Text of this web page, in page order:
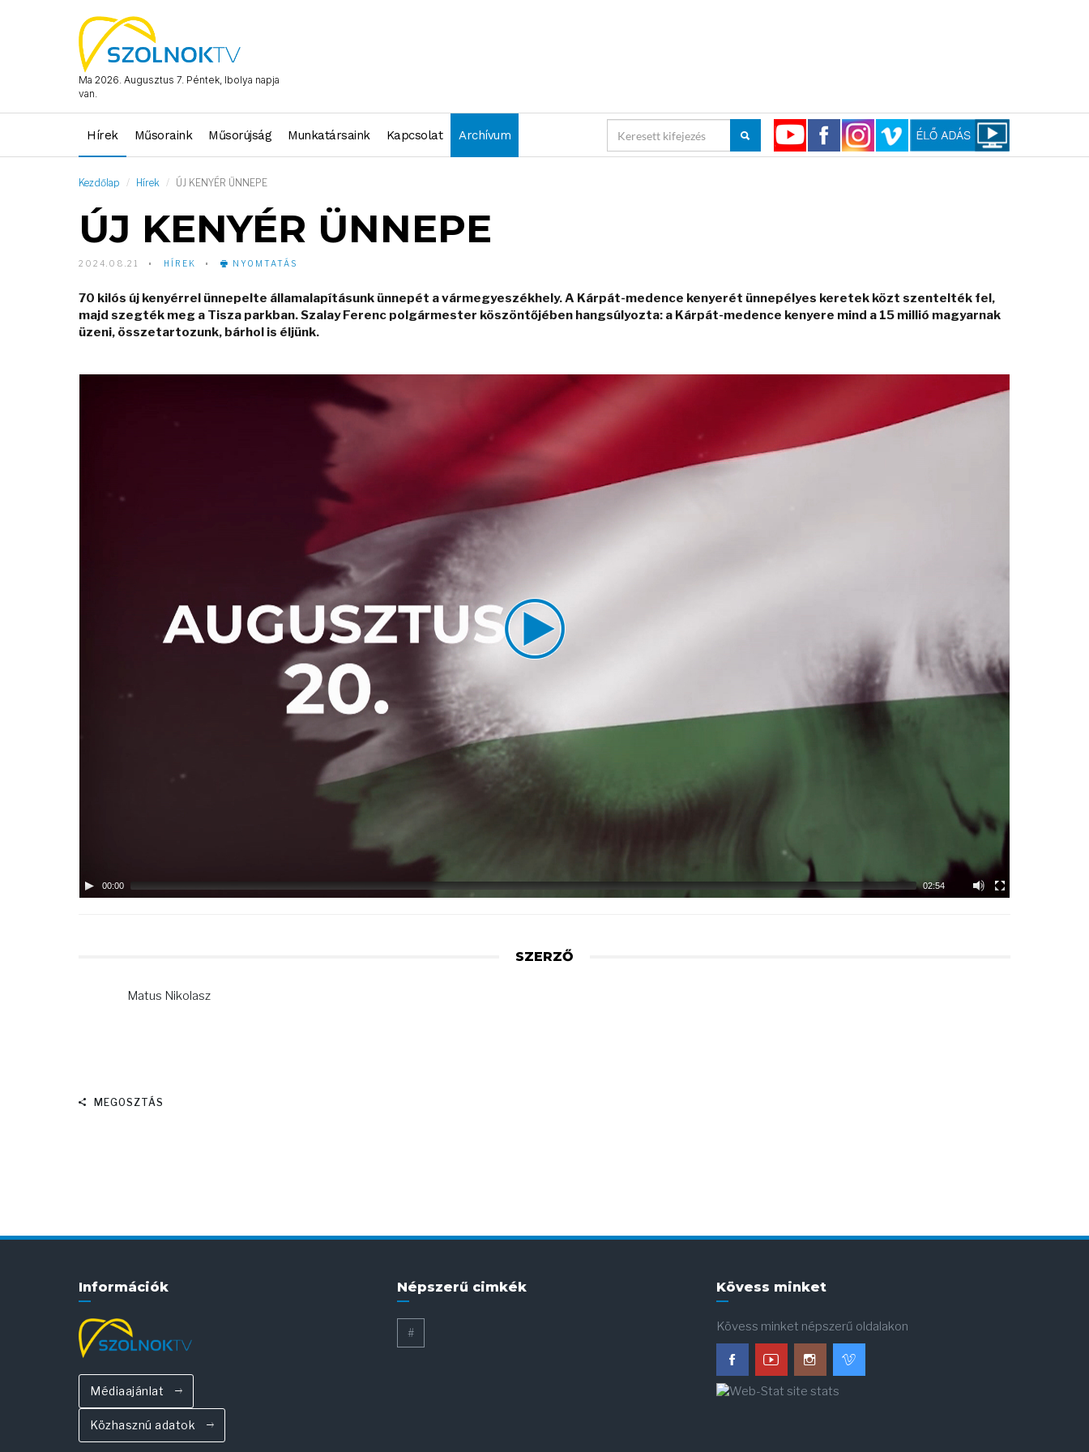
Ma 2026. Augusztus 7. Péntek, Ibolya napja
van.
Hírek Műsoraink Műsorújság Munkatársaink Kapcsolat Archívum
Kezdőlap Hírek ÚJ KENYÉR ÜNNEPE
ÚJ KENYÉR ÜNNEPE
2024.08.21 HÍREK NYOMTATÁS
70 kilós új kenyérrel ünnepelte államalapításunk ünnepét a vármegyeszékhely. A Kárpát-medence kenyerét ünnepélyes keretek közt szentelték fel,
majd szegték meg a Tisza parkban. Szalay Ferenc polgármester köszöntőjében hangsúlyozta: a Kárpát-medence kenyere mind a 15 millió magyarnak
üzeni, összetartozunk, bárhol is éljünk.
00:00 02:54
SZERZŐ
Matus Nikolasz
MEGOSZTÁS
Információk
Médiaajánlat
Közhasznú adatok
Népszerű cimkék
#
Kövess minket
Kövess minket népszerű oldalakon